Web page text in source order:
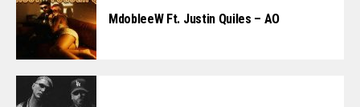
MdobleeW Ft. Justin Quiles – AO